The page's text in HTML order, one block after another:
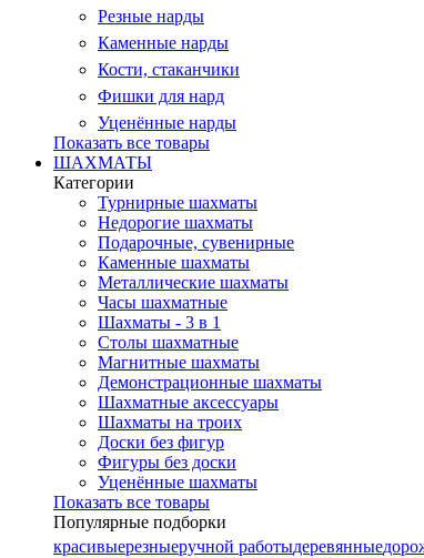
Резные нарды
Каменные нарды
Кости, стаканчики
Фишки для нард
Уценённые нарды
Показать все товары
ШАХМАТЫ
Категории
Турнирные шахматы
Недорогие шахматы
Подарочные, сувенирные
Каменные шахматы
Металлические шахматы
Часы шахматные
Шахматы - 3 в 1
Столы шахматные
Магнитные шахматы
Демонстрационные шахматы
Шахматные аксессуары
Шахматы на троих
Доски без фигур
Фигуры без доски
Уценённые шахматы
Показать все товары
Популярные подборки
красивыерезныеручной работыдеревянные